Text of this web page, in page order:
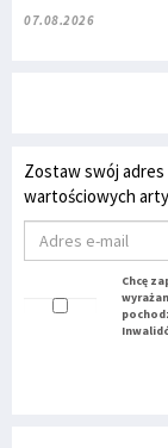
07.08.2026
Zostaw swój
wartościowych
Chcę